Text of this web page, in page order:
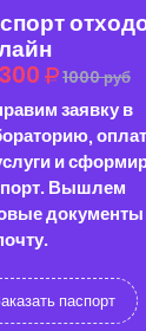
300 1000 руб
заявку в
и
Вышлем
паспорт